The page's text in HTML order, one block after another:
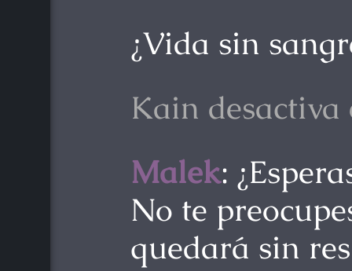
¿Vida sin
Kain
Malek:
No te
quedará sin